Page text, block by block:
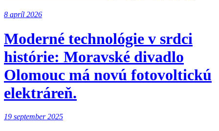
8 apríl 2026
Moderné technológie v srdci
histórie: Moravské divadlo
Olomouc má novú fotovoltickú
elektráreň.
19 september 2025